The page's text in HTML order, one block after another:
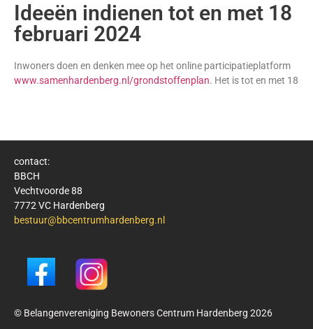
Ideeën indienen tot en met 18
februari 2024
Inwoners doen en denken mee op het online participatieplatform
www.samenhardenberg.nl/grondstoffenplan. Het is tot en met 18
contact:
BBCH
Vechtvoorde 88
7772 VC Hardenberg
bestuur@bbcentrumhardenberg.nl
© Belangenvereniging Bewoners Centrum Hardenberg 2026